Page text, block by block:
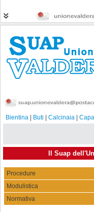
Bientina Buti Calcinaia
Il Suap
Procedure
Modulistica
Normativa